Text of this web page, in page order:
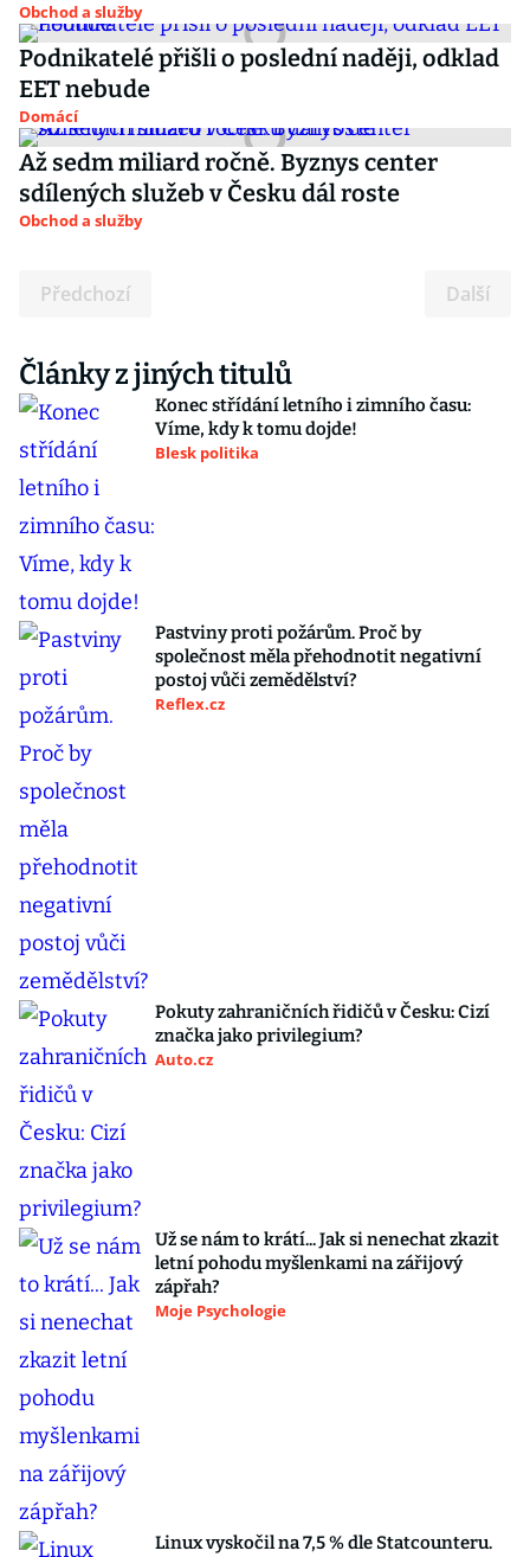
Obchod a služby
Podnikatelé přišli o poslední naději, odklad
EET nebude
Domácí
Až sedm miliard ročně. Byznys center
sdílených služeb v Česku dál roste
Obchod a služby
Předchozí Další
Články z jiných titulů
Konec střídání letního i zimního času:
Víme, kdy k tomu dojde!
Blesk politika
Pastviny proti požárům. Proč by
společnost měla přehodnotit negativní
postoj vůči zemědělství?
Reflex.cz
Pokuty zahraničních řidičů v Česku: Cizí
značka jako privilegium?
Auto.cz
Už se nám to krátí... Jak si nenechat zkazit
letní pohodu myšlenkami na zářijový
zápřah?
Moje Psychologie
Linux vyskočil na 7,5 % dle Statcounteru.